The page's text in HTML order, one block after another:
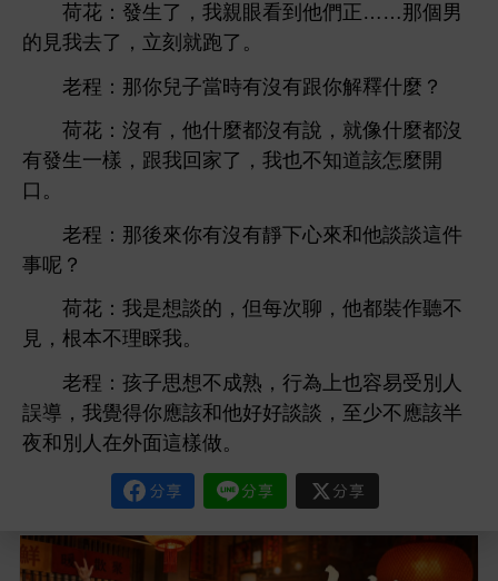
荷
： ， 親 到 們正……
個男
見
， 刻就
。
老程：
兒子當 沒 跟
解釋什麼？
荷
：沒 ， 什麼都沒
，就像什麼都沒
樣，跟
回 ， 也 該
麼
。
老程：
沒 談談
件
事呢？
荷
： 談 ，但每次聊，
都裝作
見，根本
理睬
。
老程：孩子
成熟， 為
也容易受別
誤導，
得 應該 好好談談，至
應該半
夜
別 面 樣 。